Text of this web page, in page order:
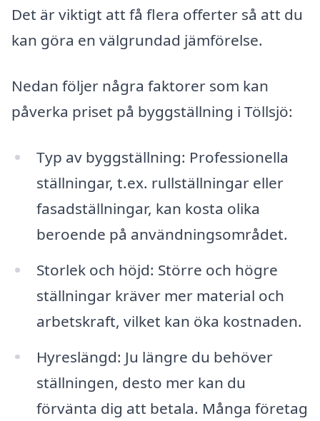
Det är viktigt att få flera offerter så att du
kan göra en välgrundad jämförelse.
Nedan följer några faktorer som kan
påverka priset på byggställning i Töllsjö:
Typ av byggställning: Professionella
ställningar, t.ex. rullställningar eller
fasadställningar, kan kosta olika
beroende på användningsområdet.
Storlek och höjd: Större och högre
ställningar kräver mer material och
arbetskraft, vilket kan öka kostnaden.
Hyreslängd: Ju längre du behöver
ställningen, desto mer kan du
förvänta dig att betala. Många företag